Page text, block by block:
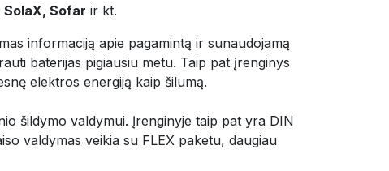
SolaX, Sofar ir kt.
informaciją apie pagamintą ir sunaudojamą
baterijas pigiausiu metu. Taip pat įrenginys
elektros energiją kaip šilumą.
šildymo valdymui. Įrenginyje taip pat yra DIN
valdymas veikia su FLEX paketu, daugiau